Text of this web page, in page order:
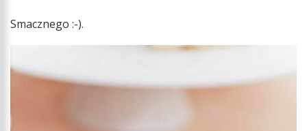
Smacznego :-).